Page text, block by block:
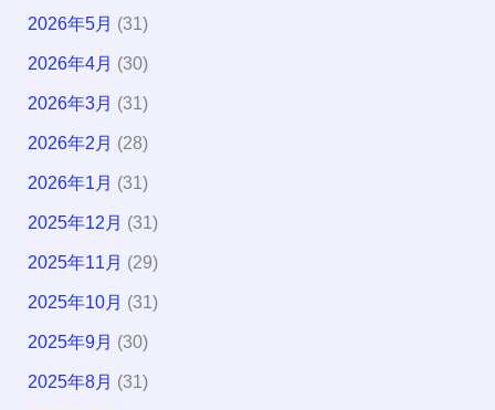
2026年5月 (31)
2026年4月 (30)
2026年3月 (31)
2026年2月 (28)
2026年1月 (31)
2025年12月 (31)
2025年11月 (29)
2025年10月 (31)
2025年9月 (30)
2025年8月 (31)